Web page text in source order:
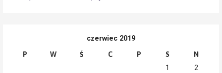
czerwiec 2019
P W Ś C P S N
1
2